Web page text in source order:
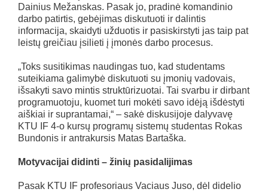
Dainius Mežanskas. Pasak jo, pradinė komandinio
darbo patirtis, gebėjimas diskutuoti ir dalintis
informacija, skaidyti užduotis ir pasiskirstyti jas taip pat
leistų greičiau įsilieti į įmonės darbo procesus.
„Toks susitikimas naudingas tuo, kad studentams
suteikiama galimybė diskutuoti su įmonių vadovais,
išsakyti savo mintis struktūrizuotai. Tai svarbu ir dirbant
programuotoju, kuomet turi mokėti savo idėją išdėstyti
aiškiai ir suprantamai,“ – sakė diskusijoje dalyvavę
KTU IF 4-o kursų programų sistemų studentas Rokas
Bundonis ir antrakursis Matas Bartaška.
Motyvacijai didinti – žinių pasidalijimas
Pasak KTU IF profesoriaus Vaciaus Juso, dėl didelio